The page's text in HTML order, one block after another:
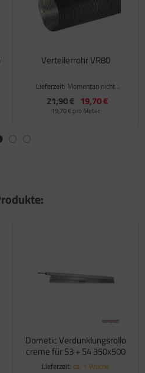
Verteilerrohr VR80
Lieferzeit: Momentan nicht
verfügbar
21,90 € 19,70 €
19,70 € pro Meter
Dometic Verdunklungsrollo
creme für S3 + S4 350x500
Lieferzeit: ca. 1 Woche